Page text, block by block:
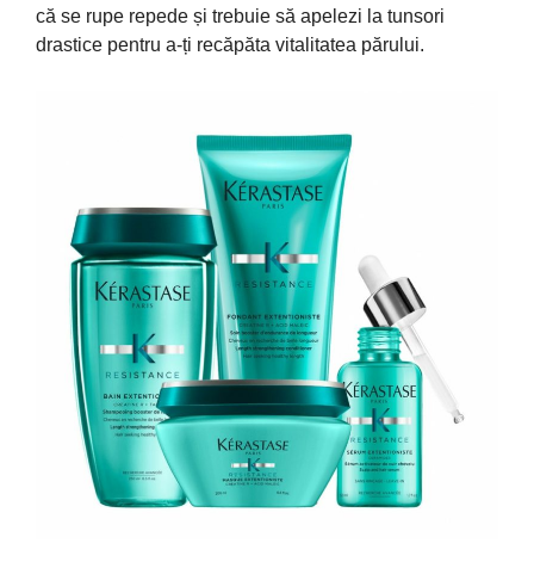
că se rupe repede și trebuie să apelezi la tunsori
drastice pentru a-ți recăpăta vitalitatea părului.